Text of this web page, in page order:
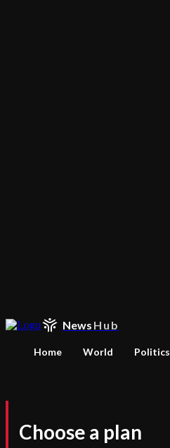
News Hub
Home World Politics
Choose a plan